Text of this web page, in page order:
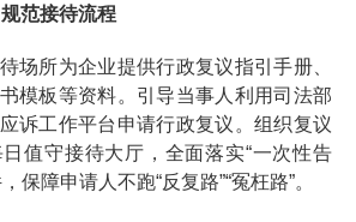
范接待流程
所为企业提供行政复议指引手册、
模板等资料。引导当事人利用司法部
诉工作平台申请行政复议。组织复议
值守接待大厅，全面落实“一次性告
保障申请人不跑“反复路”“冤枉路”。